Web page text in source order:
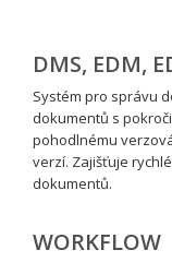
DMS, EDM,
Systém pro správu
dokumentů s
pohodlnému
verzí. Zajišťuje
dokumentů.
WORKFLOW